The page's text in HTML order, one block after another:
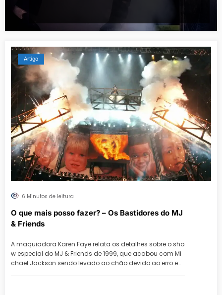
Artigo
6 Minutos de leitura
O que mais posso fazer? – Os Bastidores do MJ
& Friends
A maquiadora Karen Faye relata os detalhes sobre o sho
w especial do MJ & Friends de 1999, que acabou com Mi
chael Jackson sendo levado ao chão devido ao erro e…